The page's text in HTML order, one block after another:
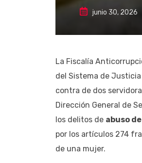
junio 30, 2026
La Fiscalía
del Sistema de
contra de dos
Dirección General de
los delitos de abuso
por los artículos 274
de una mujer.